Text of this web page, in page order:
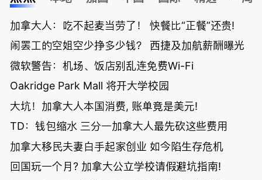
加拿大人：吃不起麦当劳了！ 快餐比“正餐”还贵!
闹罢工的空姐空少挣多少钱？ 西捷及加航薪酬曝光
微软警告：机场、饭店别乱连免费Wi-Fi
Oakridge Park Mall 将开大学校园
大坑！加拿大人本国消费, 账单竟是美元!
TD：钱包缩水 三分一加拿大人最先砍这些费用
加拿大移民夫妻白手起家创业 如今陷生存危机
回国玩一个月? 加拿大公立学校请假避坑指南!